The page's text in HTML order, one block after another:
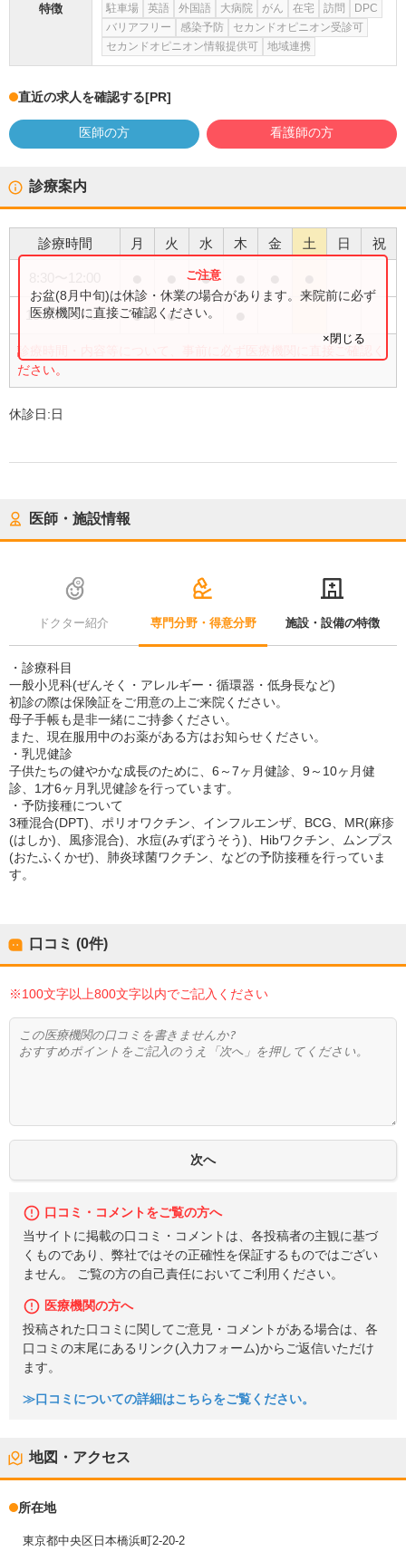
特徴
駐車場
英語 外国語 大病院 がん 在宅 訪問
DPC
バリアフリー
感染予防
セカンドオピニオン受診可
セカンドオピニオン情報提供可
地域連携
直近の求人を確認する[PR]
医師の方 看護師の方
診療案内
診療時間 月 火 水 木 金 土 日 祝
●
15:00〜17:00 ● ●
診療時間・内容等について、事前に必ず医療機関に直接ご確認く
ださい。
お盆(8月中旬)は休診・休業の場合があります。来院前に必ず
医療機関に直接ご確認ください。
×閉じる
休診日:日
医師・施設情報
ドクター紹介 専門分野・得意分野 施設・設備の特徴
・診療科目
一般小児科(ぜんそく・アレルギー・循環器・低身長など)
初診の際は保険証をご用意の上ご来院ください。
母子手帳も是非一緒にご持参ください。
また、現在服用中のお薬がある方はお知らせください。
・乳児健診
子供たちの健やかな成長のために、6～7ヶ月健診、9～10ヶ月健
診、1才6ヶ月乳児健診を行っています。
・予防接種について
3種混合(DPT)、ポリオワクチン、インフルエンザ、BCG、MR(麻疹
(はしか)、風疹混合)、水痘(みずぼうそう)、Hibワクチン、ムンプス
(おたふくかぜ)、肺炎球菌ワクチン、などの予防接種を行っていま
す。
口コミ (0件)
※100文字以上800文字以内でご記入ください
口コミ・コメントをご覧の方へ
当サイトに掲載の口コミ・コメントは、各投稿者の主観に基づ
くものであり、弊社ではその正確性を保証するものではござい
ません。 ご覧の方の自己責任においてご利用ください。
医療機関の方へ
投稿された口コミに関してご意見・コメントがある場合は、各
口コミの末尾にあるリンク(入力フォーム)からご返信いただけ
ます。
≫口コミについての詳細はこちらをご覧ください。
地図・アクセス
所在地
東京都中央区日本橋浜町2-20-2